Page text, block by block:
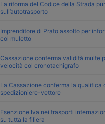
La riforma del Codice della Strada
sull’autotrasporto
Imprenditore di Prato assolto per
col muletto
Cassazione conferma validità multe
velocità col cronotachigrafo
La Cassazione conferma la qualifica
spedizioniere-vettore
Esenzione Iva nei trasporti
su tutta la filiera